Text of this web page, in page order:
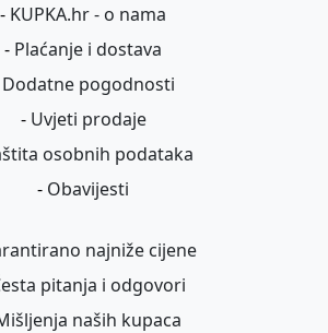
- KUPKA.hr - o nama
- Plaćanje i dostava
Dodatne pogodnosti
- Uvjeti prodaje
osobnih podataka
- Obavijesti
najniže cijene
pitanja i odgovori
naših kupaca